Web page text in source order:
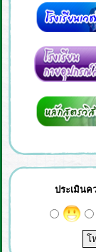
ประเมินค